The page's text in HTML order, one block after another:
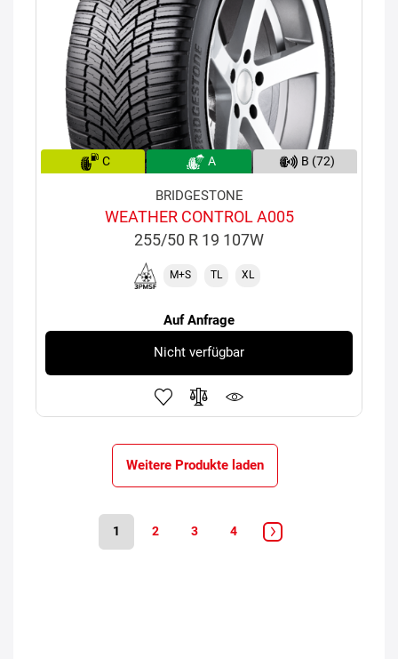
C A B (72)
BRIDGESTONE
WEATHER CONTROL A005
255/50 R 19 107W
M+S TL XL
Auf Anfrage
Nicht verfügbar
Weitere Produkte laden
1 2 3 4